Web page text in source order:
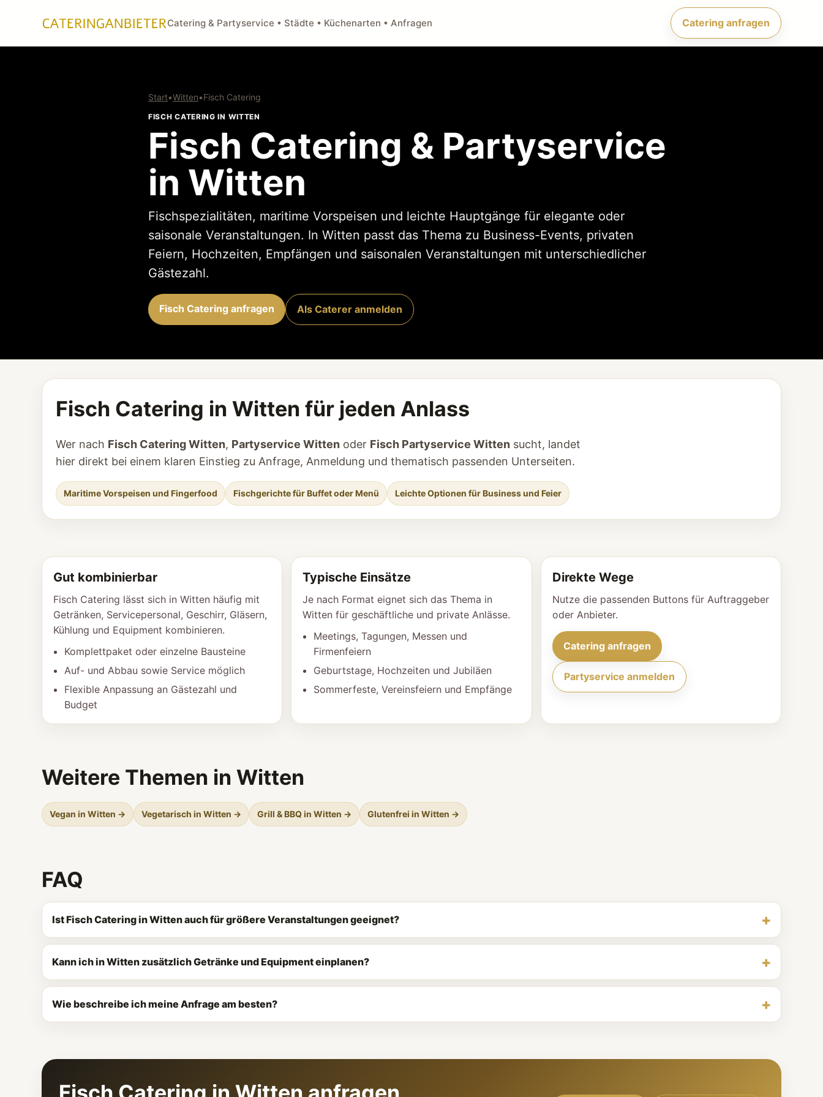
Catering & Partyservice • Städte • Küchenarten • Anfragen Catering anfragen
Start•Witten•Fisch Catering
FISCH CATERING IN WITTEN
Fisch Catering & Partyservice
in Witten
Fischspezialitäten, maritime Vorspeisen und leichte Hauptgänge für elegante oder
saisonale Veranstaltungen. In Witten passt das Thema zu Business-Events, privaten
Feiern, Hochzeiten, Empfängen und saisonalen Veranstaltungen mit unterschiedlicher
Gästezahl.
Fisch Catering anfragen Als Caterer anmelden
Fisch Catering in Witten für jeden Anlass
Wer nach Fisch Catering Witten, Partyservice Witten oder Fisch Partyservice Witten sucht, landet
hier direkt bei einem klaren Einstieg zu Anfrage, Anmeldung und thematisch passenden Unterseiten.
Maritime Vorspeisen und Fingerfood Fischgerichte für Buffet oder Menü Leichte Optionen für Business und Feier
Gut kombinierbar
Fisch Catering lässt sich in Witten häufig mit
Getränken, Servicepersonal, Geschirr, Gläsern,
Kühlung und Equipment kombinieren.
Komplettpaket oder einzelne Bausteine
Auf- und Abbau sowie Service möglich
Flexible Anpassung an Gästezahl und
Budget
Typische Einsätze
Je nach Format eignet sich das Thema in
Witten für geschäftliche und private Anlässe.
Meetings, Tagungen, Messen und
Firmenfeiern
Geburtstage, Hochzeiten und Jubiläen
Sommerfeste, Vereinsfeiern und Empfänge
Direkte Wege
Nutze die passenden Buttons für Auftraggeber
oder Anbieter.
Catering anfragen
Partyservice anmelden
Weitere Themen in Witten
Vegan in Witten → Vegetarisch in Witten → Grill & BBQ in Witten → Glutenfrei in Witten →
FAQ
Ist Fisch Catering in Witten auch für größere Veranstaltungen geeignet?
Kann ich in Witten zusätzlich Getränke und Equipment einplanen?
Wie beschreibe ich meine Anfrage am besten?